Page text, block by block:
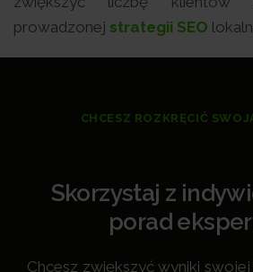
prowadzonej strategii SEO
CHCESZ ROZKRĘCIĆ
Skorzystaj z
porad
Chcesz zwiększyć wyniki